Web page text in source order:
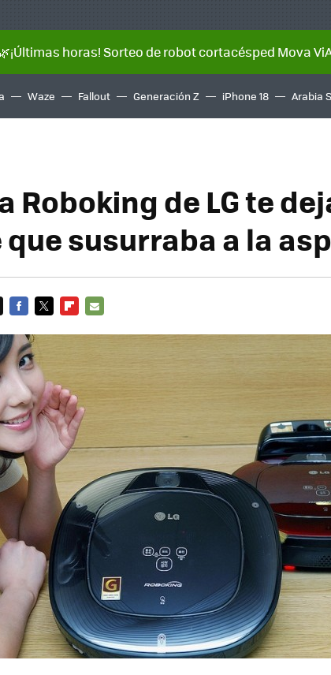
horas! Sorteo de robot cortacésped Mova
Waze Fallout Generación Z iPhone 18 Arabia
Roboking de LG te
susurraba a la